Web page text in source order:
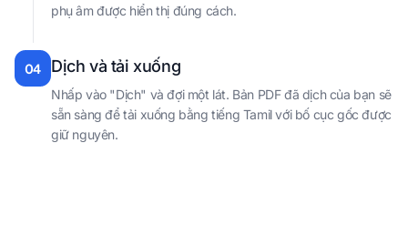
phụ âm được hiển thị đúng cách.
04 Dịch và tải xuống
Nhấp vào "Dịch" và đợi một lát. Bản PDF đã dịch của bạn sẽ
sẵn sàng để tải xuống bằng tiếng Tamil với bố cục gốc được
giữ nguyên.